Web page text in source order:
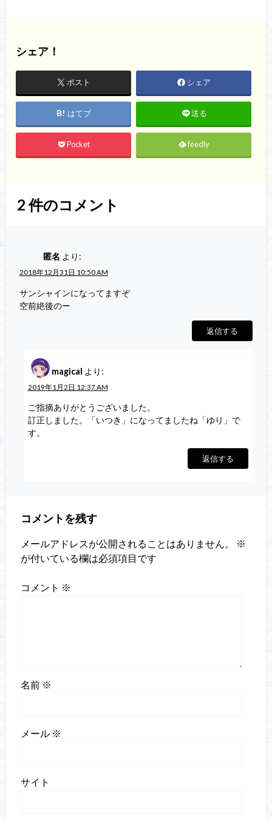
シェア！
ポスト シェア
はてブ 送る
Pocket feedly
2件のコメント
匿名 より:
2018年12月31日 10:50 AM
サンシャインになってますぞ
空前絶後のー
返信する
magical より:
2019年1月2日 12:37 AM
ご指摘ありがとうございました。
訂正しました。「いつき」になってましたね「ゆり」で
す。
返信する
コメントを残す
メールアドレスが公開されることはありません。
※
が付いている欄は必須項目です
コメント ※
名前 ※
メール ※
サイト